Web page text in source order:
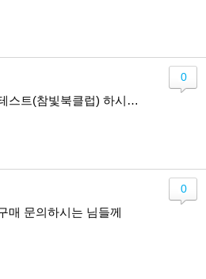
[공지]영어 레벨테스트(참빛북클럽) 하시고자 하는 분들께 알려드립니다.
0
매 문의하시는 님들께
0